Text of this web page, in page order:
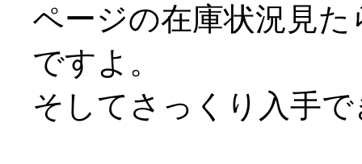
ページの在庫状況見
ですよ。
そしてさっくり入手